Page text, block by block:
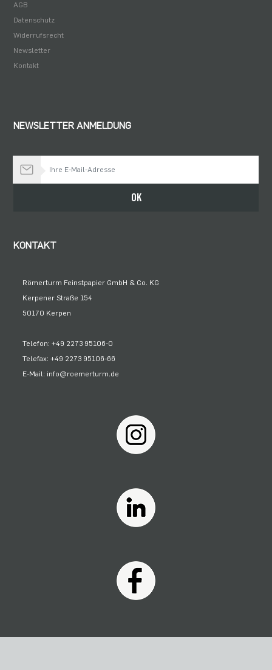
AGB
Datenschutz
Widerrufsrecht
Newsletter
Kontakt
NEWSLETTER ANMELDUNG
OK
KONTAKT
Römerturm Feinstpapier GmbH & Co. KG
Kerpener Straße 154
50170 Kerpen
Telefon: +49 2273 95106-0
Telefax: +49 2273 95106-66
E-Mail: info@roemerturm.de